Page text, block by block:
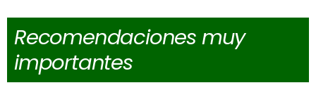
Recomendaciones muy
importantes